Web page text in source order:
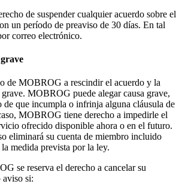
de suspender cualquier acuerdo sobre el
un período de preaviso de 30 días. En tal
correo electrónico.
de MOBROG a rescindir el acuerdo y la
MOBROG puede alegar causa grave,
de que incumpla o infrinja alguna cláusula de
MOBROG tiene derecho a impedirle el
ofrecido disponible ahora o en el futuro.
eliminará su cuenta de miembro incluido
medida prevista por la ley.
se reserva el derecho a cancelar su
aviso si: